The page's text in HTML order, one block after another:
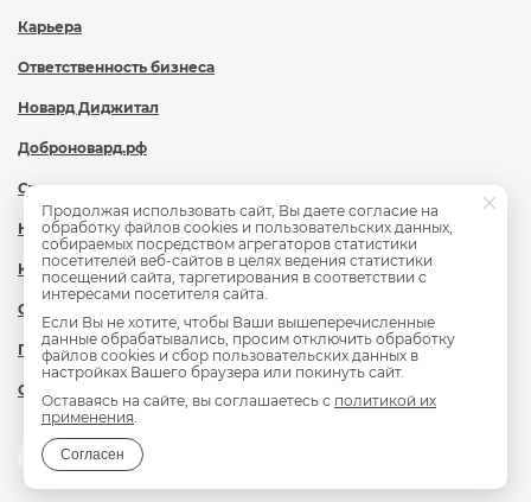
Карьера
Ответственность бизнеса
Новард Диджитал
Доброновард.рф
Статьи
Новости
Контакты
Охрана труда
Политика обработки персональных данных
Сведения об образовательной организации
Продолжая использовать сайт, Вы даете согласие на
обработку файлов cookies и пользовательских данных,
собираемых посредством агрегаторов статистики
посетителей веб-сайтов в целях ведения статистики
посещений сайта, таргетирования в соответствии с
интересами посетителя сайта.
Если Вы не хотите, чтобы Ваши вышеперечисленные
данные обрабатывались, просим отключить обработку
файлов cookies и сбор пользовательских данных в
настройках Вашего браузера или покинуть сайт.
Оставаясь на сайте, вы соглашаетесь с политикой их
применения.
Согласен